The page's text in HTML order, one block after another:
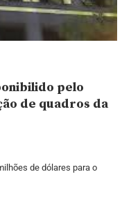
pelo
de quadros da
de dólares para o